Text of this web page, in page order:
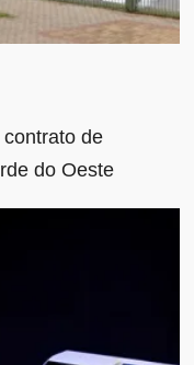
de
do Oeste